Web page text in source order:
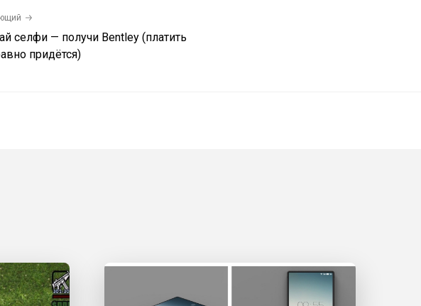
селфи — получи Bentley (платить
придётся)